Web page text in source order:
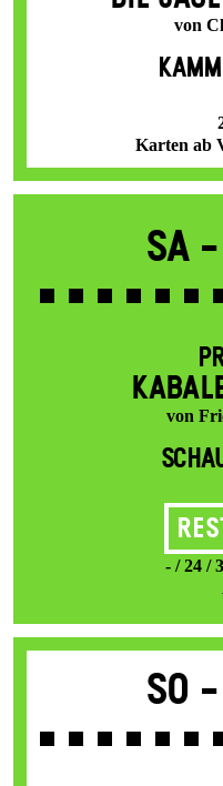
von
Karten ab
Sa -
von
- / 24 /
So -